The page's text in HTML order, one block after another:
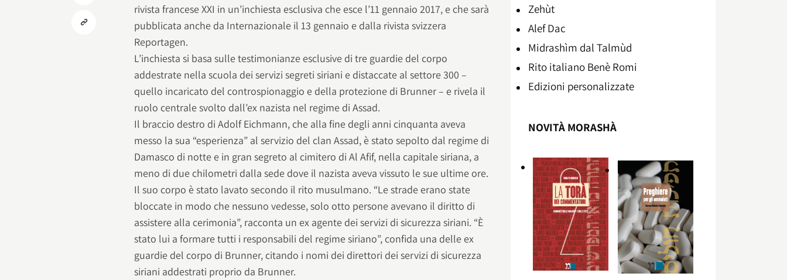
rivista francese XXI in un’inchiesta esclusiva che esce l’11 gennaio 2017, e che sarà
pubblicata anche da Internazionale il 13 gennaio e dalla rivista svizzera
Reportagen.
L’inchiesta si basa sulle testimonianze esclusive di tre guardie del corpo
addestrate nella scuola dei servizi segreti siriani e distaccate al settore 300 –
quello incaricato del controspionaggio e della protezione di Brunner – e rivela il
ruolo centrale svolto dall’ex nazista nel regime di Assad.
Il braccio destro di Adolf Eichmann, che alla fine degli anni cinquanta aveva
messo la sua “esperienza” al servizio del clan Assad, è stato sepolto dal regime di
Damasco di notte e in gran segreto al cimitero di Al Afif, nella capitale siriana, a
meno di due chilometri dalla sede dove il nazista aveva vissuto le sue ultime ore.
Il suo corpo è stato lavato secondo il rito musulmano. “Le strade erano state
bloccate in modo che nessuno vedesse, solo otto persone avevano il diritto di
assistere alla cerimonia”, racconta un ex agente dei servizi di sicurezza siriani. “È
stato lui a formare tutti i responsabili del regime siriano”, confida una delle ex
guardie del corpo di Brunner, citando i nomi dei direttori dei servizi di sicurezza
siriani addestrati proprio da Brunner.
Zehùt
Alef Dac
Midrashìm dal Talmùd
Rito italiano Benè Romi​
Edizioni personalizzate
NOVITÀ MORASHÀ